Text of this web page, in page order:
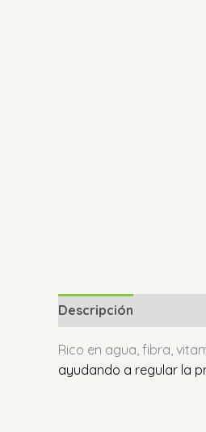
Descripción
Rico en agua, fibra,
ayudando a regular la